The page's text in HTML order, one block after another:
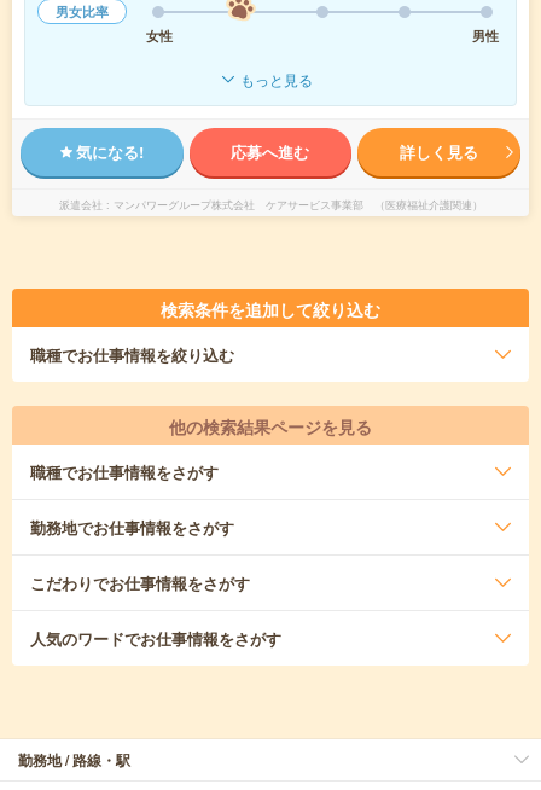
男女比率
女性
男性
もっと見る
気になる! 応募へ進む 詳しく見る
派遣会社 マンパワーグループ株式会社 ケアサービス事業部 （医療福祉介護関連）
検索条件を追加して絞り込む
職種でお仕事情報を絞り込む
他の検索結果ページを見る
職種でお仕事情報をさがす
勤務地でお仕事情報をさがす
こだわりでお仕事情報をさがす
人気のワードでお仕事情報をさがす
勤務地 / 路線・駅